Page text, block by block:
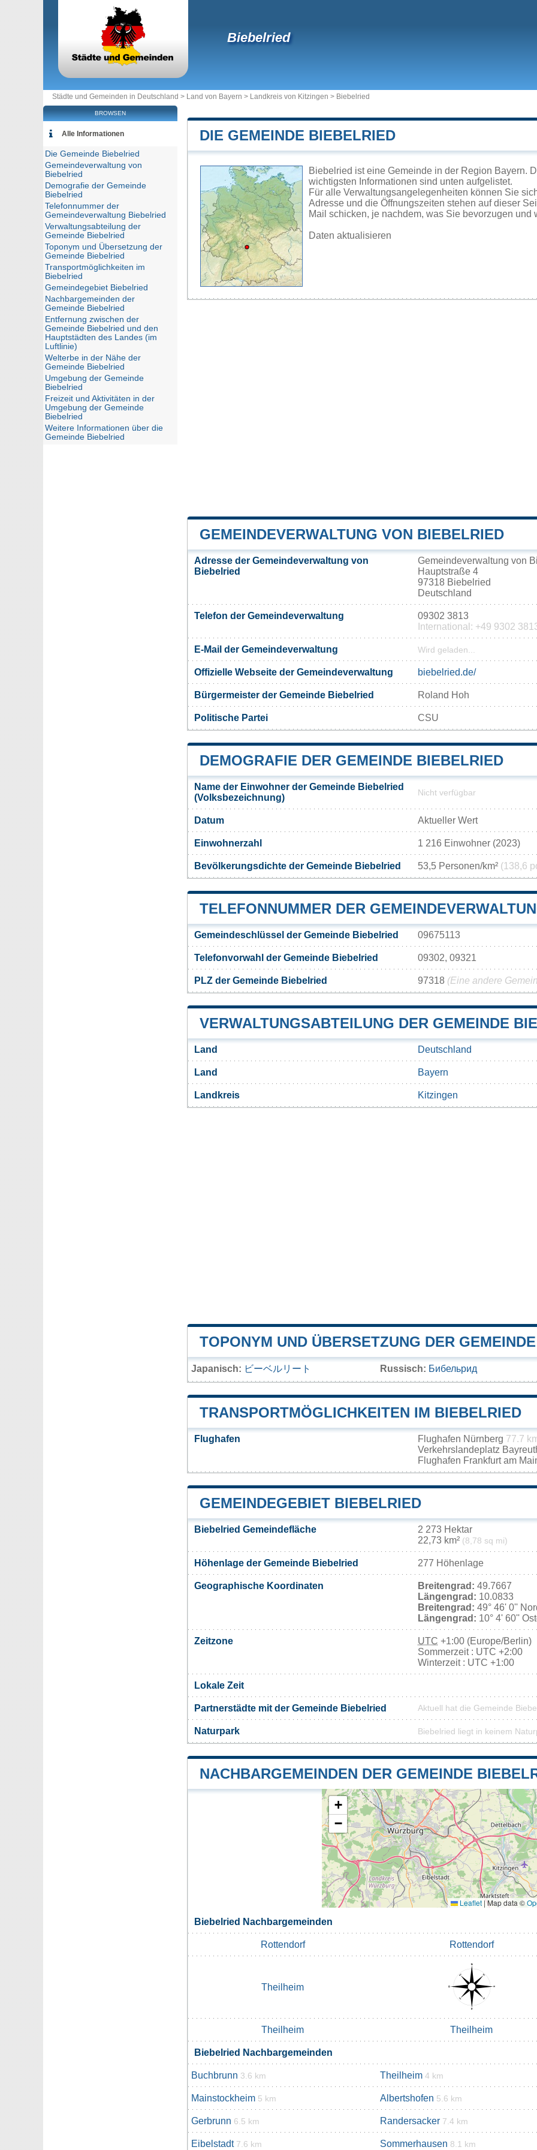
Biebelried
Städte und Gemeinden in Deutschland > Land von Bayern > Landkreis von Kitzingen > Biebelried
DIE GEMEINDE BIEBELRIED
Biebelried ist eine Gemeinde in der Region Bayern.
wichtigsten Informationen sind unten aufgelistet.
Für alle Verwaltungsangelegenheiten können Sie
Adresse und die Öffnungszeiten stehen auf dieser
Mail schicken, je nachdem, was Sie bevorzugen und
Daten aktualisieren
GEMEINDEVERWALTUNG VON BIEBELRIED
Adresse der Gemeindeverwaltung von
Biebelried
Gemeindeverwaltung von
Hauptstraße 4
97318 Biebelried
Deutschland
Telefon der Gemeindeverwaltung
09302 3813
International: +49 9302
E-Mail der Gemeindeverwaltung Wird geladen...
Offizielle Webseite der Gemeindeverwaltung biebelried.de/
Bürgermeister der Gemeinde Biebelried Roland Hoh
Politische Partei CSU
DEMOGRAFIE DER GEMEINDE BIEBELRIED
Name der Einwohner der Gemeinde Biebelried
(Volksbezeichnung)
Nicht verfügbar
Datum Aktueller Wert
Einwohnerzahl 1 216 Einwohner (2023)
Bevölkerungsdichte der Gemeinde Biebelried 53,5 Personen/km² (138,6
TELEFONNUMMER DER
Gemeindeschlüssel der Gemeinde Biebelried 09675113
Telefonvorwahl der Gemeinde Biebelried 09302, 09321
PLZ der Gemeinde Biebelried 97318 (Eine andere
VERWALTUNGSABTEILUNG DER GEMEINDE
Land Deutschland
Land Bayern
Landkreis Kitzingen
TOPONYM UND ÜBERSETZUNG DER
Japanisch: ビーベルリート Russisch: Бибельрид
TRANSPORTMÖGLICHKEITEN IM BIEBELRIED
Flughafen Flughafen Nürnberg 77.7
Verkehrslandeplatz
Flughafen Frankfurt am
GEMEINDEGEBIET BIEBELRIED
Biebelried Gemeindefläche
2 273 Hektar
22,73 km² (8,78 sq mi)
Höhenlage der Gemeinde Biebelried 277 Höhenlage
Geographische Koordinaten Breitengrad: 49.7667
Längengrad: 10.0833
Breitengrad: 49° 46' 0''
Längengrad: 10° 4' 60''
Zeitzone UTC +1:00 (Europe/Berlin)
Sommerzeit : UTC +2:00
Winterzeit : UTC +1:00
Lokale Zeit
Partnerstädte mit der Gemeinde Biebelried Aktuell hat die Gemeinde
Naturpark Biebelried liegt in keinem
NACHBARGEMEINDEN DER GEMEINDE
+
−
Leaflet |Map data ©
Biebelried Nachbargemeinden
Rottendorf Rottendorf
Theilheim
Theilheim Theilheim
Biebelried Nachbargemeinden
Buchbrunn 3.6 km Theilheim 4 km
Mainstockheim 5 km Albertshofen 5.6 km
Gerbrunn 6.5 km Randersacker 7.4 km
Eibelstadt 7.6 km Sommerhausen 8.1 km
BROWSEN
Alle Informationen
Die Gemeinde Biebelried
Gemeindeverwaltung von
Biebelried
Demografie der Gemeinde
Biebelried
Telefonnummer der
Gemeindeverwaltung Biebelried
Verwaltungsabteilung der
Gemeinde Biebelried
Toponym und Übersetzung der
Gemeinde Biebelried
Transportmöglichkeiten im
Biebelried
Gemeindegebiet Biebelried
Nachbargemeinden der
Gemeinde Biebelried
Entfernung zwischen der
Gemeinde Biebelried und den
Hauptstädten des Landes (im
Luftlinie)
Welterbe in der Nähe der
Gemeinde Biebelried
Umgebung der Gemeinde
Biebelried
Freizeit und Aktivitäten in der
Umgebung der Gemeinde
Biebelried
Weitere Informationen über die
Gemeinde Biebelried